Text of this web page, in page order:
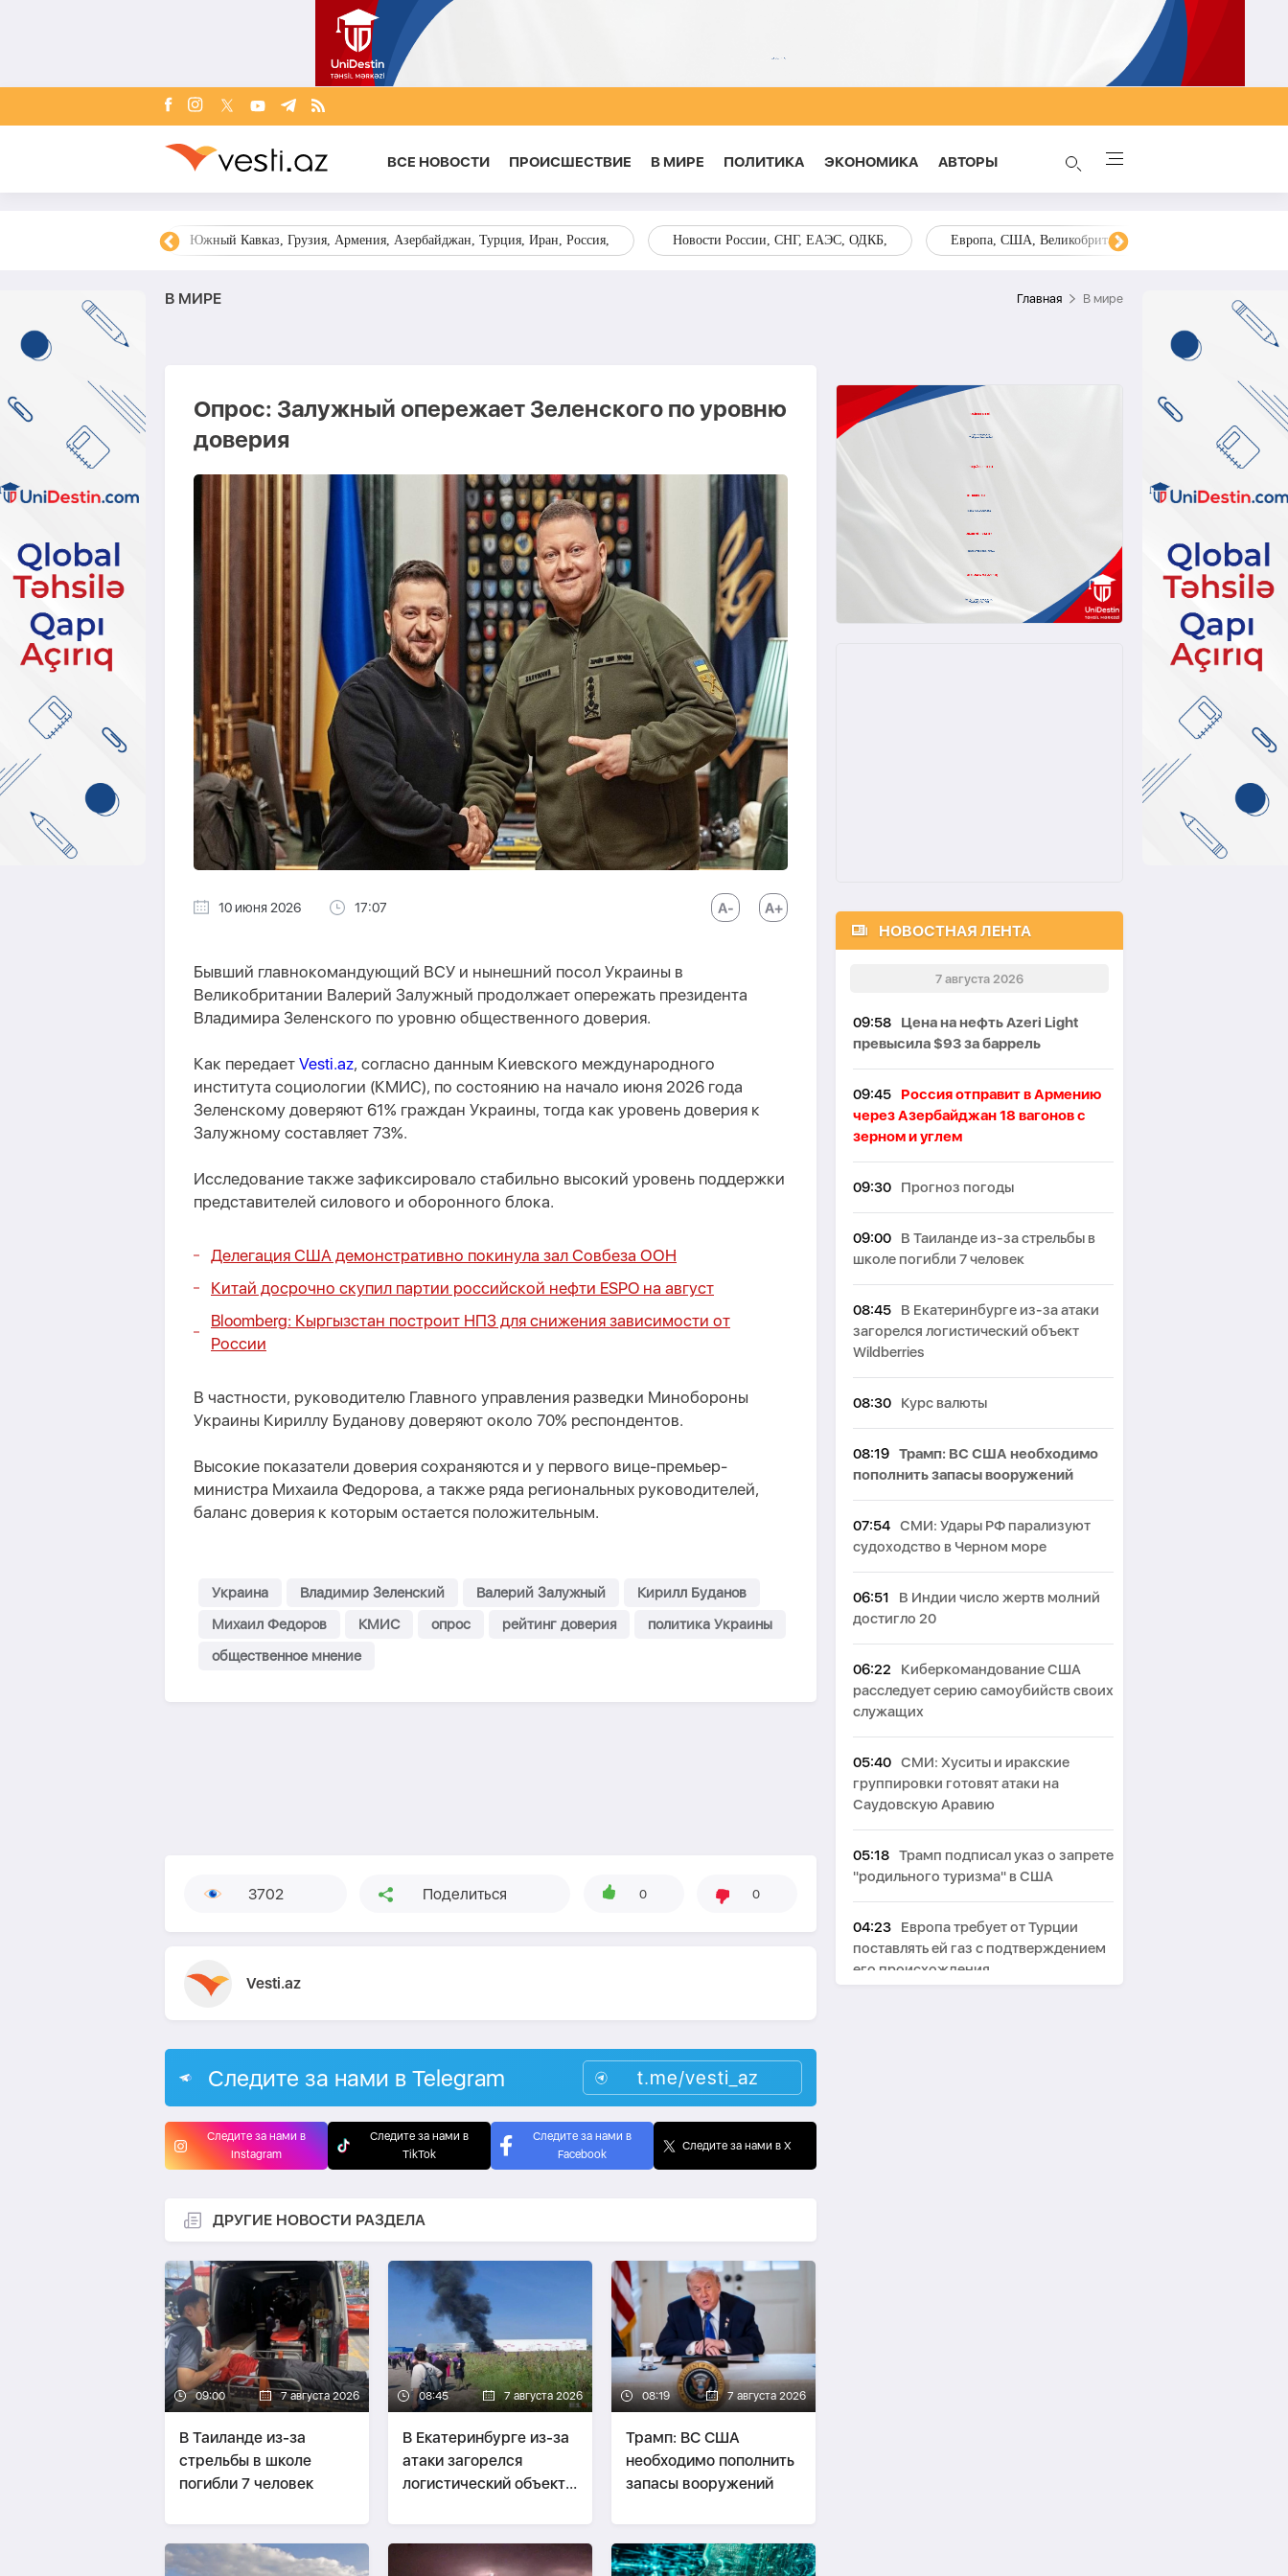
ВСЕ НОВОСТИ ПРОИСШЕСТВИЕ В МИРЕ ПОЛИТИКА ЭКОНОМИКА AВТОРЫ
Южный Кавказ, Грузия, Армения, Азербайджан, Турция, Иран, Россия, Новости России, СНГ, ЕАЭС, ОДКБ, Европа, США, Великобритания, Украина, Запад,
В МИРЕ Главная В мире
Опрос: Залужный опережает Зеленского по уровню
доверия
10 июня 2026 17:07
Бывший главнокомандующий ВСУ и нынешний посол Украины в
Великобритании Валерий Залужный продолжает опережать президента
Владимира Зеленского по уровню общественного доверия.
Как передает Vesti.az, согласно данным Киевского международного
института социологии (КМИС), по состоянию на начало июня 2026 года
Зеленскому доверяют 61% граждан Украины, тогда как уровень доверия к
Залужному составляет 73%.
Исследование также зафиксировало стабильно высокий уровень поддержки
представителей силового и оборонного блока.
Делегация США демонстративно покинула зал Совбеза ООН
Китай досрочно скупил партии российской нефти ESPO на август
Bloomberg: Кыргызстан построит НПЗ для снижения зависимости от
России
В частности, руководителю Главного управления разведки Минобороны
Украины Кириллу Буданову доверяют около 70% респондентов.
Высокие показатели доверия сохраняются и у первого вице-премьер-
министра Михаила Федорова, а также ряда региональных руководителей,
баланс доверия к которым остается положительным.
Украина Владимир Зеленский Валерий Залужный
Кирилл Буданов
Михаил Федоров
КМИС опрос рейтинг доверия
политика Украины
общественное мнение
3702 Поделиться 0 0
Vesti.az
Следите за нами в Telegram t.me/vesti_az
Следите за нами в
Instagram
Следите за нами в
TikTok
Следите за нами в
Facebook
Следите за нами в X
ДРУГИЕ НОВОСТИ РАЗДЕЛА
09:00 7 августа 2026
В Таиланде из-за
стрельбы в школе
погибли 7 человек
08:45 7 августа 2026
В Екатеринбурге из-за
атаки загорелся
логистический объект
08:19 7 августа 2026
Трамп: ВС США
необходимо пополнить
запасы вооружений
НОВОСТНАЯ ЛЕНТА
7 августа 2026
09:58
Цена на нефть Azeri Light
превысила $93 за баррель
09:45
Россия отправит в Армению
через Азербайджан 18 вагонов с
зерном и углем
09:30 Прогноз погоды
09:00
В Таиланде из-за стрельбы в
школе погибли 7 человек
08:45
В Екатеринбурге из-за атаки
загорелся логистический объект
Wildberries
08:30 Курс валюты
08:19 Трамп: ВС США необходимо
пополнить запасы вооружений
07:54 СМИ: Удары РФ парализуют
судоходство в Черном море
06:51
В Индии число жертв молний
достигло 20
06:22
Киберкомандование США
расследует серию самоубийств своих
служащих
05:40 СМИ: Хуситы и иракские
группировки готовят атаки на
Саудовскую Аравию
05:18 Трамп подписал указ о запрете
"родильного туризма" в США
04:23
Европа требует от Турции
поставлять ей газ с подтверждением
его происхождения